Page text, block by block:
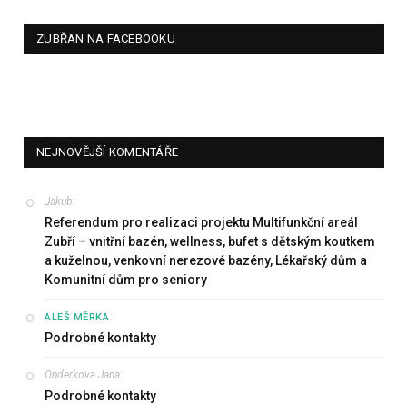
ZUBŘAN NA FACEBOOKU
NEJNOVĚJŠÍ KOMENTÁŘE
Jakub:
Referendum pro realizaci projektu Multifunkční areál
Zubří – vnitřní bazén, wellness, bufet s dětským koutkem
a kuželnou, venkovní nerezové bazény, Lékařský dům a
Komunitní dům pro seniory
ALEŠ MĚRKA:
Podrobné kontakty
Onderkova Jana:
Podrobné kontakty